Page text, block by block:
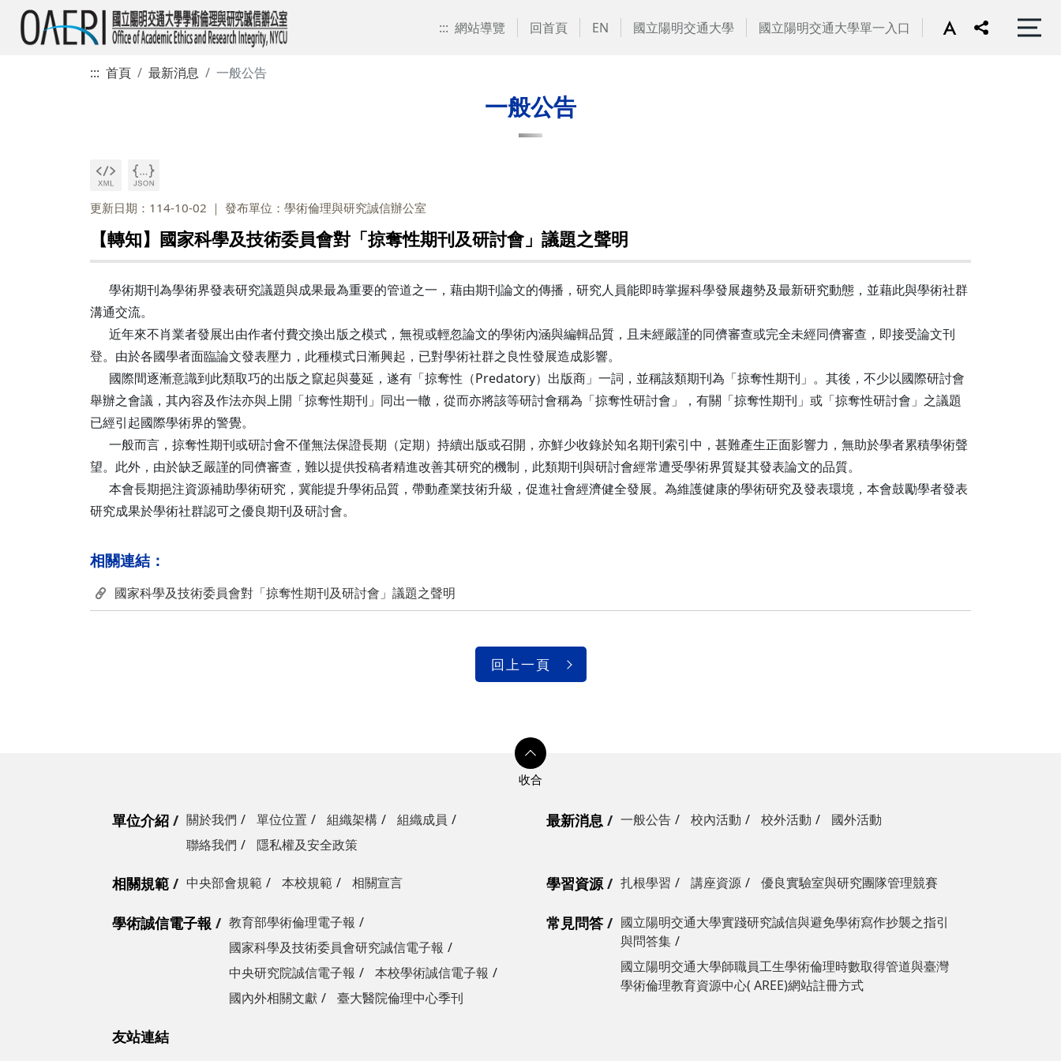
::: 網站導覽 回首頁 EN 國立陽明交通大學 國立陽明交通大學單一入口
::: 首頁 最新消息 一般公告
一般公告
更新日期：114-10-02 發布單位：學術倫理與研究誠信辦公室
【轉知】國家科學及技術委員會對「掠奪性期刊及研討會」議題之聲明
學術期刊為學術界發表研究議題與成果最為重要的管道之一，藉由期刊論文的傳播，研究人員能即時掌握科學發展趨勢及最新研究動態，並藉此與學術社群
溝通交流。
近年來不肖業者發展出由作者付費交換出版之模式，無視或輕忽論文的學術內涵與編輯品質，且未經嚴謹的同儕審查或完全未經同儕審查，即接受論文刊
登。由於各國學者面臨論文發表壓力，此種模式日漸興起，已對學術社群之良性發展造成影響。
國際間逐漸意識到此類取巧的出版之竄起與蔓延，遂有「掠奪性（Predatory）出版商」一詞，並稱該類期刊為「掠奪性期刊」。其後，不少以國際研討會
舉辦之會議，其內容及作法亦與上開「掠奪性期刊」同出一轍，從而亦將該等研討會稱為「掠奪性研討會」，有關「掠奪性期刊」或「掠奪性研討會」之議題
已經引起國際學術界的警覺。
一般而言，掠奪性期刊或研討會不僅無法保證長期（定期）持續出版或召開，亦鮮少收錄於知名期刊索引中，甚難產生正面影響力，無助於學者累積學術聲
望。此外，由於缺乏嚴謹的同儕審查，難以提供投稿者精進改善其研究的機制，此類期刊與研討會經常遭受學術界質疑其發表論文的品質。
本會長期挹注資源補助學術研究，冀能提升學術品質，帶動產業技術升級，促進社會經濟健全發展。為維護健康的學術研究及發表環境，本會鼓勵學者發表
研究成果於學術社群認可之優良期刊及研討會。
相關連結：
國家科學及技術委員會對「掠奪性期刊及研討會」議題之聲明
回上一頁
單位介紹 關於我們 單位位置 組織架構
組織成員
聯絡我們
隱私權及安全政策
最新消息 一般公告 校內活動 校外活動 國外活動
相關規範 中央部會規範 本校規範 相關宣言 學習資源 扎根學習 講座資源 優良實驗室與研究團隊管理競賽
學術誠信電子報
教育部學術倫理電子報
國家科學及技術委員會研究誠信電子報
中央研究院誠信電子報
本校學術誠信電子報
國內外相關文獻
臺大醫院倫理中心季刊
常見問答
國立陽明交通大學實踐研究誠信與避免學術寫作抄襲之指引
與問答集
國立陽明交通大學師職員工生學術倫理時數取得管道與臺灣
學術倫理教育資源中心( AREE)網站註冊方式
友站連結